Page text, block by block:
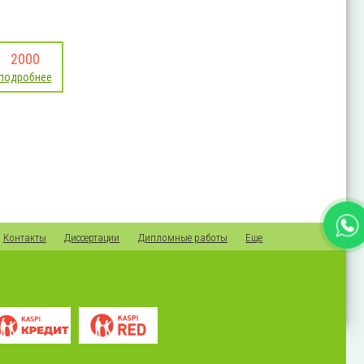
2000
Контакты Диссертации Дипломные работы Еще